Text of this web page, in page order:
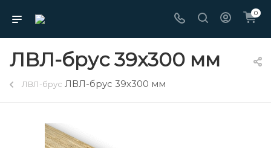
0
ЛВЛ-брус 39х300 мм
ЛВЛ-брус ЛВЛ-брус 39х300 мм